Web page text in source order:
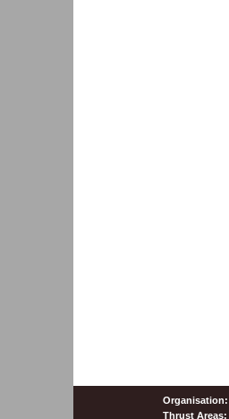
Organisation:
Thrust Areas: